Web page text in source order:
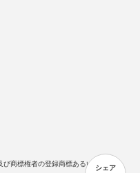
シェア
商標権者の登録商標あるいは商標で